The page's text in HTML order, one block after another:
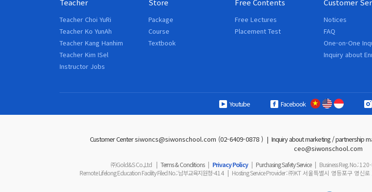
Teacher
Teacher Choi YuRi
Teacher Ko YunAh
Teacher Kang Hanhim
Teacher Kim ISel
Instructor Jobs
Store
Package
Course
Textbook
Free Contents
Free Lectures
Placement Test
Customer
Notices
FAQ
One-on-One
Inquiry about
Youtube Facebook
Customer Centersiwoncs@siwonschool.com (02-6409-0878 ) | Inquiry about marketing / partnership
ceo@siwonschool.com
㈜Gold&S Co.,Ltd | Terms & Conditions | Privacy Policy | Purchasing Safety Service | Business Reg. No.:
Remote Lifelong Education Facility Filed No.: 남부교육지원청-414 | Hosting Service Provider:㈜KT 서울특별시 영등포구 영신